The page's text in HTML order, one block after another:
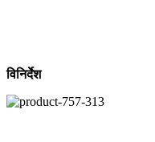
विनिर्देश